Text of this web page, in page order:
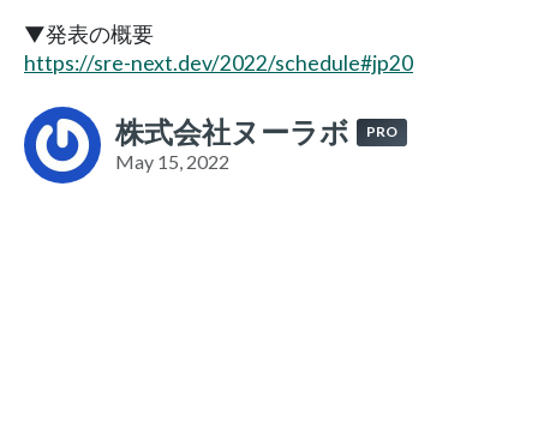
▼発表の概要
https://sre-next.dev/2022/schedule#jp20
株式会社ヌーラボ PRO
May 15, 2022